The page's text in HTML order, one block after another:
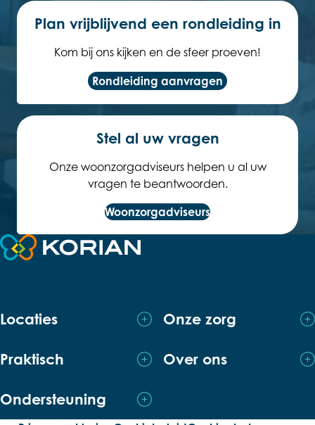
Plan vrijblijvend een rondleiding in
Kom bij ons kijken en de sfeer proeven!
Rondleiding aanvragen
Stel al uw vragen
Onze woonzorgadviseurs helpen u al uw
vragen te beantwoorden.
Woonzorgadviseurs
Terug naar de startpagina
Locaties Onze zorg
Praktisch Over ons
Ondersteuning